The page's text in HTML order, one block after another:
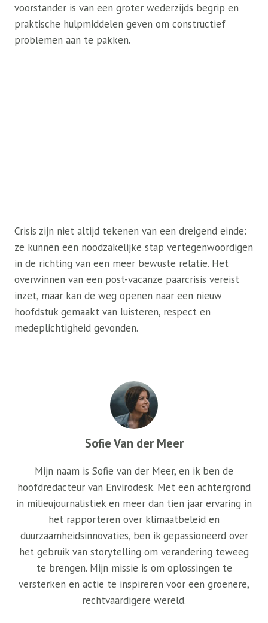
voorstander is van een groter wederzijds begrip en
praktische hulpmiddelen geven om constructief
problemen aan te pakken.
Crisis zijn niet altijd tekenen van een dreigend einde:
ze kunnen een noodzakelijke stap vertegenwoordigen
in de richting van een meer bewuste relatie. Het
overwinnen van een post-vacanze paarcrisis vereist
inzet, maar kan de weg openen naar een nieuw
hoofdstuk gemaakt van luisteren, respect en
medeplichtigheid gevonden.
Sofie Van der Meer
Mijn naam is Sofie van der Meer, en ik ben de
hoofdredacteur van Envirodesk. Met een achtergrond
in milieujournalistiek en meer dan tien jaar ervaring in
het rapporteren over klimaatbeleid en
duurzaamheidsinnovaties, ben ik gepassioneerd over
het gebruik van storytelling om verandering teweeg
te brengen. Mijn missie is om oplossingen te
versterken en actie te inspireren voor een groenere,
rechtvaardigere wereld.